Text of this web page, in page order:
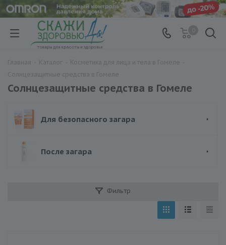
Солнцезащитные средства в Гомеле
Для безопасного загара
После загара
Фильтр